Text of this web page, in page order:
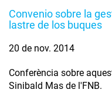
Convenio sobre la
lastre de los buques
20 de nov. 2014
Conferència sobre
Sinibald Mas de l'FNB.